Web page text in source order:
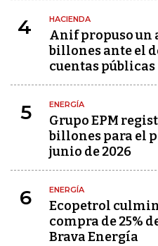
4 HACIENDA
Anif propuso un
billones ante el
cuentas públicas
5 ENERGÍA
Grupo EPM
billones para el
junio de 2026
6 ENERGÍA
Ecopetrol
compra de 25%
Brava Energía